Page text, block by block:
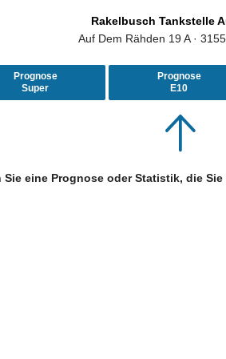
Rakelbusch Tankstelle
Auf Dem Rähden 19 A ·
Prognose
Super
Prognose
E10
Sie eine Prognose oder Statistik, die